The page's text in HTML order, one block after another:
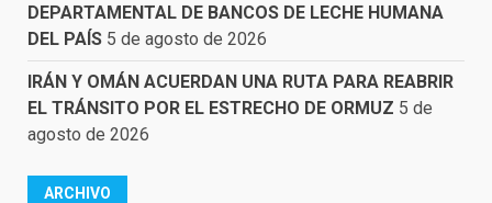
DEPARTAMENTAL DE BANCOS DE LECHE HUMANA
DEL PAÍS 5 de agosto de 2026
IRÁN Y OMÁN ACUERDAN UNA RUTA PARA REABRIR
EL TRÁNSITO POR EL ESTRECHO DE ORMUZ 5 de
agosto de 2026
ARCHIVO